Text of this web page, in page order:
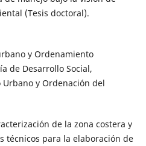
(Tesis doctoral).
y Ordenamiento
de Desarrollo Social,
y Ordenación del
de la zona costera y
técnicos para la elaboración de